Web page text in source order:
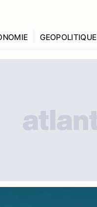
GEOPOLITIQUE